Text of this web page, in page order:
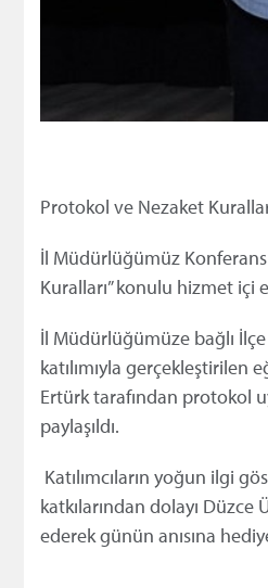
Protokol ve Nezaket
İl Müdürlüğümüz
Kuralları” konulu hizmet
İl Müdürlüğümüze bağlı
katılımıyla gerçekleştirilen
Ertürk tarafından protokol
paylaşıldı.
Katılımcıların yoğun ilgi
katkılarından dolayı Düzce
ederek günün anısına